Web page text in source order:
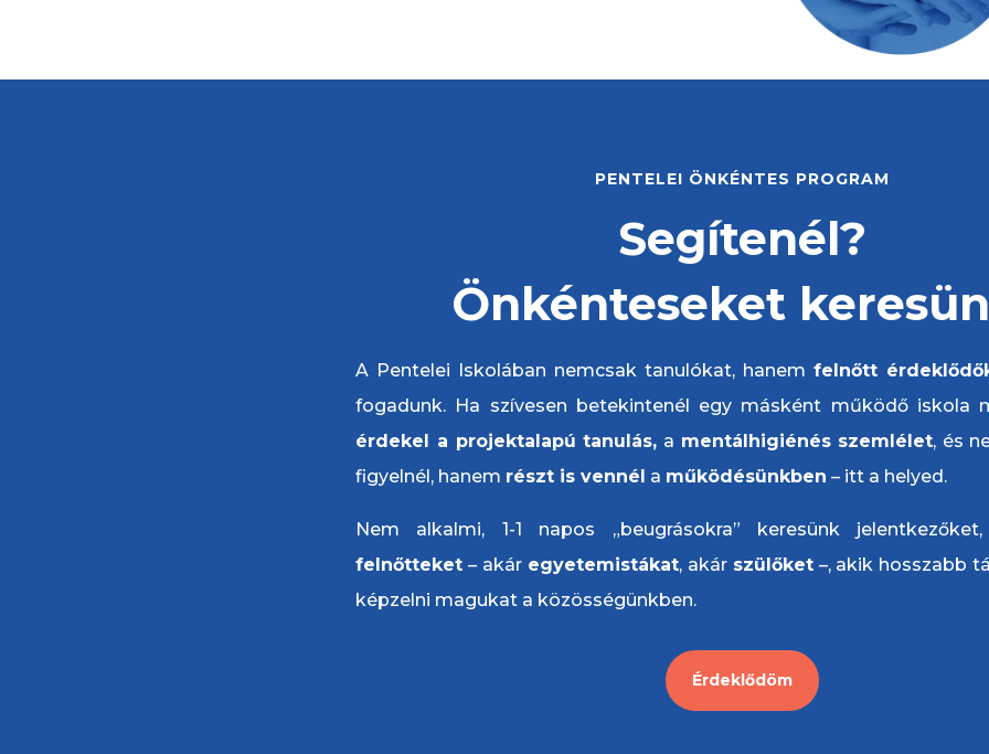
PENTELEI ÖNKÉNTES PROGRAM
Segítenél?
Önkénteseket
A Pentelei Iskolában nemcsak tanulókat, hanem felnőtt
fogadunk. Ha szívesen betekintenél egy másként működő iskola
érdekel a projektalapú tanulás, a mentálhigiénés szemlélet, és
figyelnél, hanem részt is vennél a működésünkben – itt a helyed.
Nem alkalmi, 1-1 napos „beugrásokra” keresünk
felnőtteket – akár egyetemistákat, akár szülőket–, akik hosszabb
képzelni magukat a közösségünkben.
Érdeklődöm